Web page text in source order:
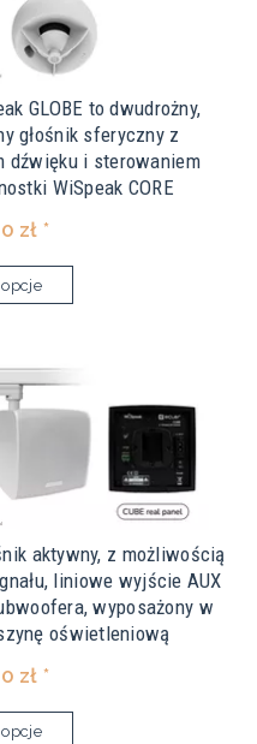
GLOBE to dwudrożny,
głośnik sferyczny z
dźwięku i sterowaniem
WiSpeak CORE
zł *
aktywny, z możliwością
liniowe wyjście AUX
wyposażony w
oświetleniową
zł *